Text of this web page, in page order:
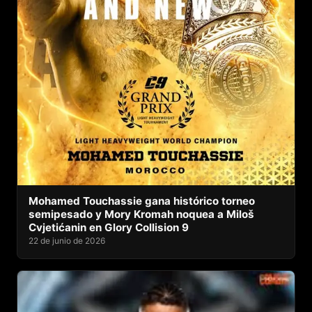
Mohamed Touchassie gana histórico torneo
semipesado y Mory Kromah noquea a Miloš
Cvjetićanin en Glory Collision 9
22 de junio de 2026